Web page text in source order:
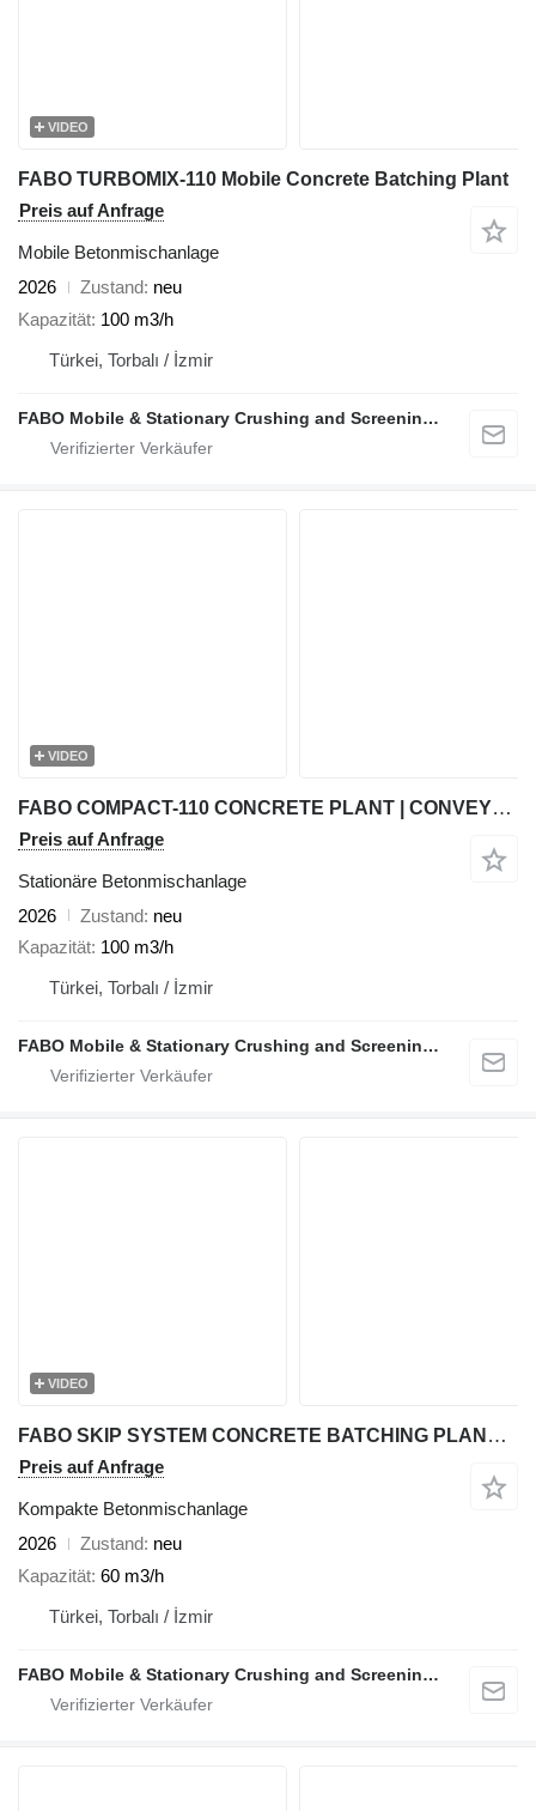
VIDEO
FABO TURBOMIX-110 Mobile Concrete Batching Plant
Preis auf Anfrage
Mobile Betonmischanlage
2026
Zustand neu
Kapazität 100 m3/h
Türkei, Torbalı / İzmir
FABO Mobile & Stationary Crushing and Screening Plants | Concrete Batching Plants Manufacturer
VIDEO
FABO COMPACT-110 CONCRETE PLANT | CONVEYOR TYPE
Preis auf Anfrage
Stationäre Betonmischanlage
2026
Zustand neu
Kapazität 100 m3/h
Türkei, Torbalı / İzmir
FABO Mobile & Stationary Crushing and Screening Plants | Concrete Batching Plants Manufacturer
VIDEO
FABO SKIP SYSTEM CONCRETE BATCHING PLANT | 60m3/h Capacity STOCK
Preis auf Anfrage
Kompakte Betonmischanlage
2026
Zustand neu
Kapazität 60 m3/h
Türkei, Torbalı / İzmir
FABO Mobile & Stationary Crushing and Screening Plants | Concrete Batching Plants Manufacturer